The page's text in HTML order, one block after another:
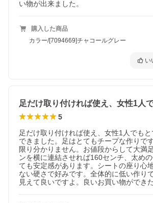
い物が出来ました。
購入した商品
カラー/[7094669]チャコールグレー
い
5
足だけ取り付ければ使え、女性1人でも
できました。足はとてもチープな作りで
限り分かりません。お値段からして大満
ンを横に連結させれば160センチ、太め
ても安定感があります。シートの座り心
ない硬さで好みです。全体的に低い作り
見えて良いですよ。良いお買い物ができ